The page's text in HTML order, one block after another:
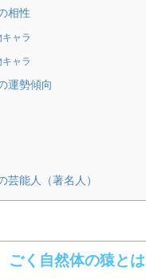
相性
ャラ
ャラ
運勢傾向
芸能人（著名人）
ごく自然体の猿とは